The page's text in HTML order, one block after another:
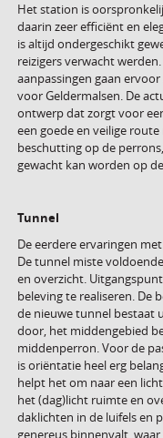
Het station is
daarin zeer efficiënt en
is altijd ondergeschikt
reizigers verwacht
aanpassingen gaan
voor Geldermalsen. De
ontwerp dat zorgt voor
een goede en veilige
beschutting op de
gewacht kan worden op
Tunnel
De eerdere ervaringen
De tunnel miste
en overzicht.
beleving te realiseren. De
de nieuwe tunnel bestaat
door, het middengebied
middenperron. Voor de
is oriëntatie heel erg
helpt het om naar een
het (dag)licht ruimte en
daklichten in de luifels en
genereus binnenvalt,